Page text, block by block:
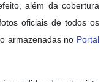
além da cobertura
oficiais de todos os
armazenadas no Portal